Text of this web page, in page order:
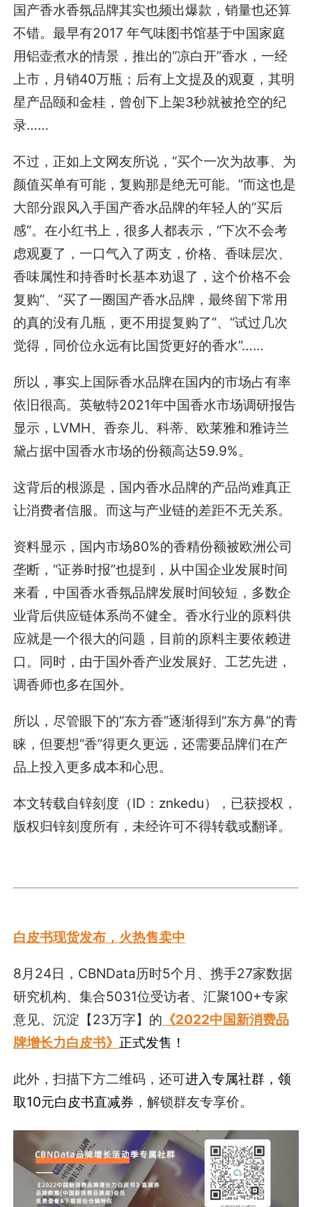
国产香水香氛品牌其实也频出爆款，销量也还算
不错。最早有2017 年气味图书馆基于中国家庭
用铝壶煮水的情景，推出的“凉白开”香水，一经
上市，月销40万瓶；后有上文提及的观夏，其明
星产品颐和金桂，曾创下上架3秒就被抢空的纪
录……
不过，正如上文网友所说，“买个一次为故事、为
颜值买单有可能，复购那是绝无可能。”而这也是
大部分跟风入手国产香水品牌的年轻人的“买后
感”。在小红书上，很多人都表示，“下次不会考
虑观夏了，一口气入了两支，价格、香味层次、
香味属性和持香时长基本劝退了，这个价格不会
复购”、“买了一圈国产香水品牌，最终留下常用
的真的没有几瓶，更不用提复购了”、“试过几次
觉得，同价位永远有比国货更好的香水”……
所以，事实上国际香水品牌在国内的市场占有率
依旧很高。英敏特2021年中国香水市场调研报告
显示，LVMH、香奈儿、科蒂、欧莱雅和雅诗兰
黛占据中国香水市场的份额高达59.9%。
这背后的根源是，国内香水品牌的产品尚难真正
让消费者信服。而这与产业链的差距不无关系。
资料显示，国内市场80%的香精份额被欧洲公司
垄断，“证券时报”也提到，从中国企业发展时间
来看，中国香水香氛品牌发展时间较短，多数企
业背后供应链体系尚不健全。香水行业的原料供
应就是一个很大的问题，目前的原料主要依赖进
口。同时，由于国外香产业发展好、工艺先进，
调香师也多在国外。
所以，尽管眼下的“东方香”逐渐得到“东方鼻”的青
睐，但要想“香”得更久更远，还需要品牌们在产
品上投入更多成本和心思。
本文转载自锌刻度（ID：znkedu），已获授权，
版权归锌刻度所有，未经许可不得转载或翻译。
白皮书现货发布，火热售卖中
8月24日，CBNData历时5个月、携手27家数据
研究机构、集合5031位受访者、汇聚100+专家
意见、沉淀【23万字】的 《2022中国新消费品
牌增长力白皮书》 正式发售！
此外，扫描下方二维码，还可进入专属社群，领
取10元白皮书直减券 ，解锁群友专享价。